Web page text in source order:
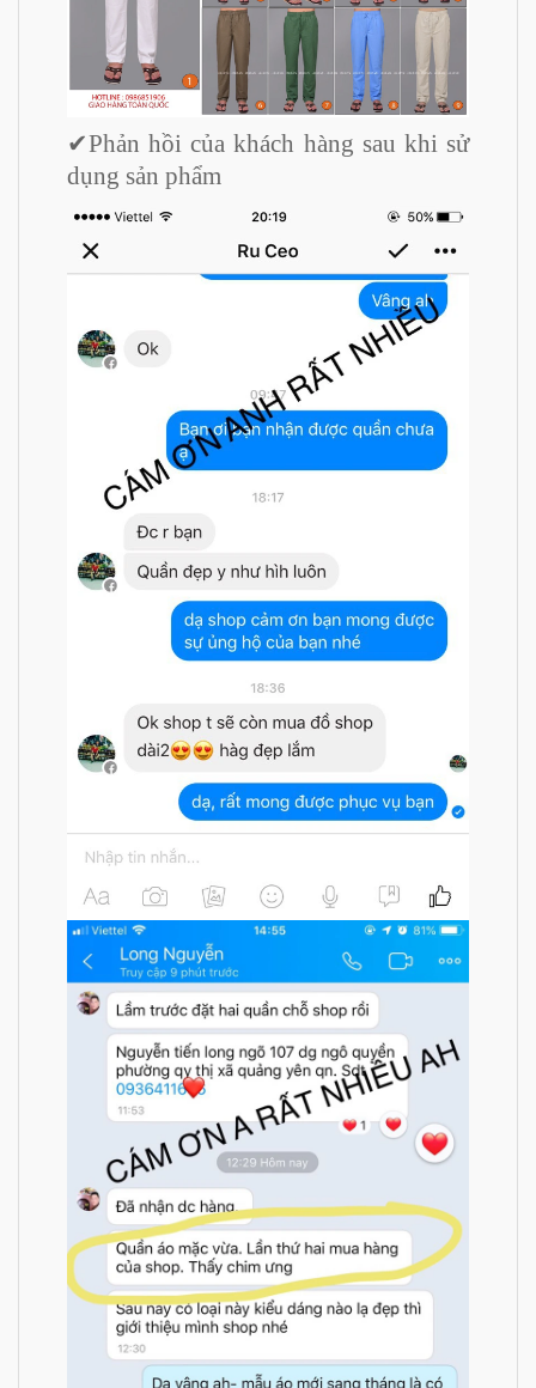
✔Phản hồi của khách hàng sau khi sử
dụng sản phẩm